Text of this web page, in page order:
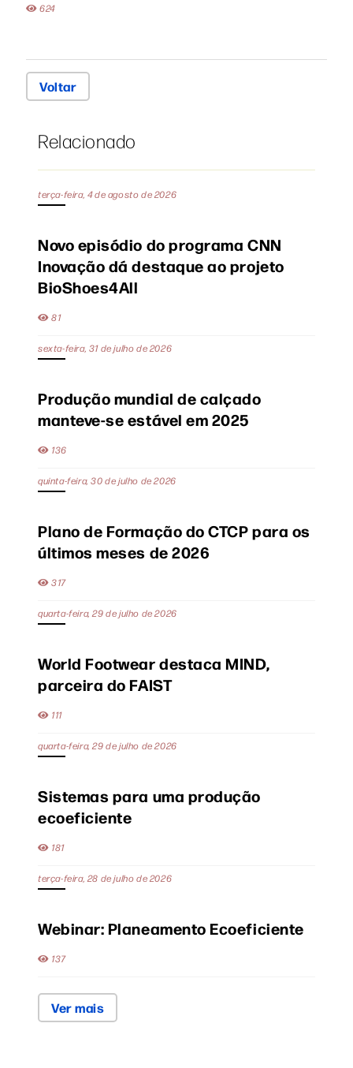
624
Voltar
Relacionado
terça-feira, 4 de agosto de 2026
Novo episódio do programa CNN
Inovação dá destaque ao projeto
BioShoes4All
81
sexta-feira, 31 de julho de 2026
Produção mundial de calçado
manteve-se estável em 2025
136
quinta-feira, 30 de julho de 2026
Plano de Formação do CTCP para os
últimos meses de 2026
317
quarta-feira, 29 de julho de 2026
World Footwear destaca MIND,
parceira do FAIST
111
quarta-feira, 29 de julho de 2026
Sistemas para uma produção
ecoeficiente
181
terça-feira, 28 de julho de 2026
Webinar: Planeamento Ecoeficiente
137
Ver mais